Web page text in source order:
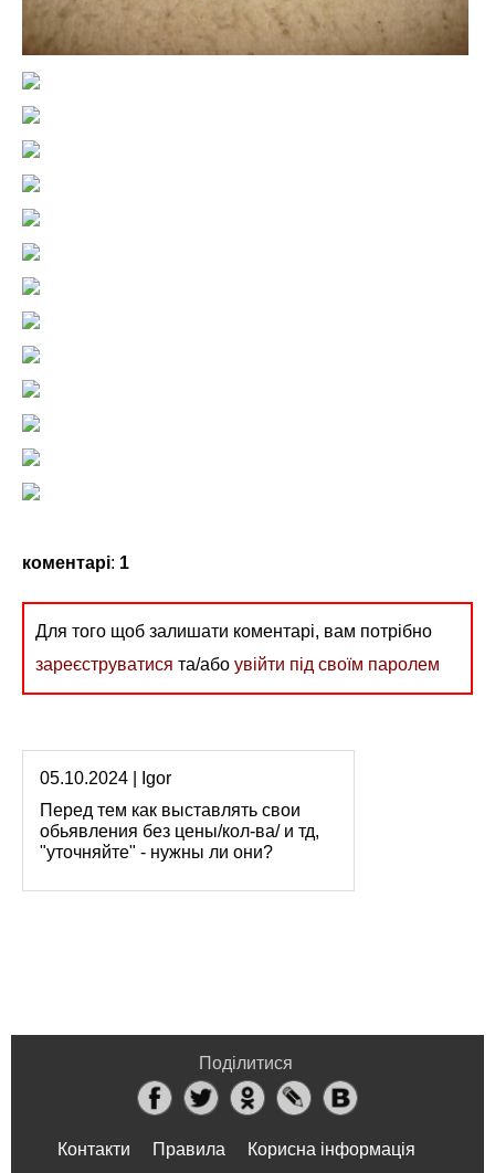
коментарі: 1
Для того щоб залишати коментарі, вам потрібно
зареєструватися та/або увійти під своїм паролем
05.10.2024 | Igor
Перед тем как выставлять свои
обьявления без цены/кол-ва/ и тд,
"уточняйте" - нужны ли они?
Поділитися
Контакти Правила Корисна інформація